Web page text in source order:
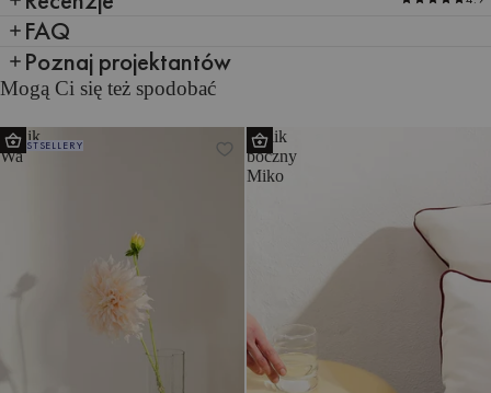
FAQ
Poznaj projektantów
Mogą Ci się też spodobać
Stolik
Wa
BESTSELLERY
Stolik
boczny
Miko